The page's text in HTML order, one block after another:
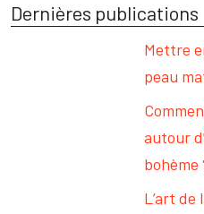
Dernières publications
Mettre
peau
autour
bohème
L’art